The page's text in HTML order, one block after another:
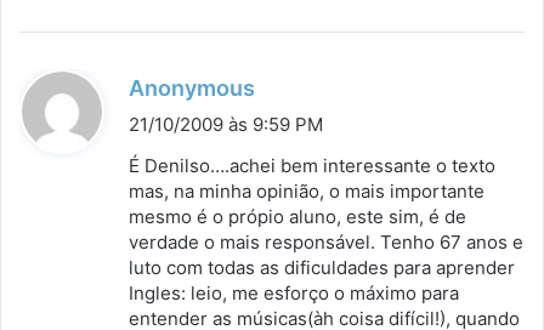
Anonymous
i
s
e
:
21/10/2009 às 9:59 PM
É Denilso….achei bem interessante o texto
mas, na minha opinião, o mais importante
mesmo é o própio aluno, este sim, é de
verdade o mais responsável. Tenho 67 anos e
luto com todas as dificuldades para aprender
Ingles: leio, me esforço o máximo para
entender as músicas(àh coisa difícil!), quando